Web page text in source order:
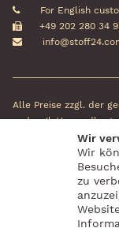
For English
+49 202 280 34
Alle Preise zzgl. der
und zzgl.
können in Farbe und
Originalstoff
Social Media
Wir
Wir
zu